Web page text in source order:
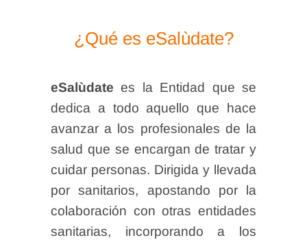
¿Qué es eSalùdate?
eSalùdate es la Entidad que se
dedica a todo aquello que hace
avanzar a los profesionales de la
salud que se encargan de tratar y
cuidar personas. Dirigida y llevada
por sanitarios, apostando por la
colaboración con otras entidades
sanitarias, incorporando a los